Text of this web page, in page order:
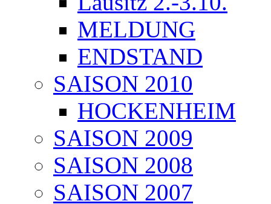
MELDUNG
ENDSTAND
SAISON 2010
HOCKENHEIM
SAISON 2009
SAISON 2008
SAISON 2007